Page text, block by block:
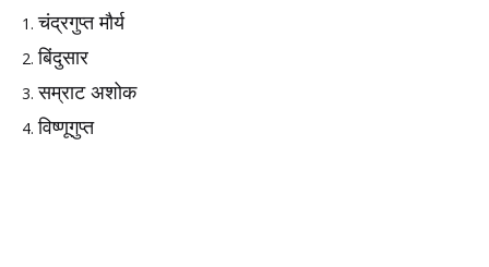
चंद्रगुप्त मौर्य
बिंदुसार
सम्राट अशोक
विष्णूगुप्त